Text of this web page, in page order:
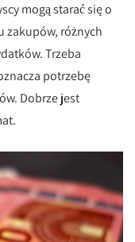
mogą starać się o
zakupów, różnych
Trzeba
potrzebę
Dobrze jest